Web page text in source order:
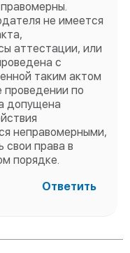
не имеется
аттестации, или
с
таким актом
проведении по
допущена
неправомерными,
права в
порядке.
Ответить